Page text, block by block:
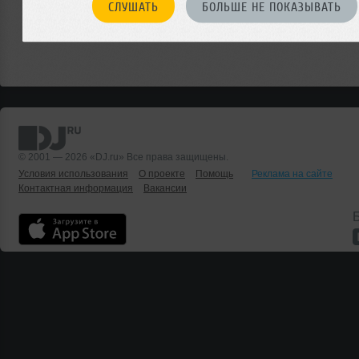
СЛУШАТЬ БОЛЬШЕ НЕ ПОКАЗЫВАТЬ
© 2001 — 2026 «DJ.ru» Все права защищены.
Условия использования
О проекте Помощь
Реклама на сайте
Контактная информация
Вакансии